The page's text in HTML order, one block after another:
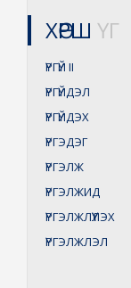
ХӨРШ ҮГ
ҮРГҮЙ II
ҮРГҮЙДЭЛ
ҮРГҮЙДЭХ
ҮРГЭДЭГ
ҮРГЭЛЖ
ҮРГЭЛЖИД
ҮРГЭЛЖЛҮҮЛЭХ
ҮРГЭЛЖЛЭЛ